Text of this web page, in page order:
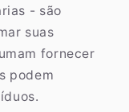
- são
suas
fornecer
podem